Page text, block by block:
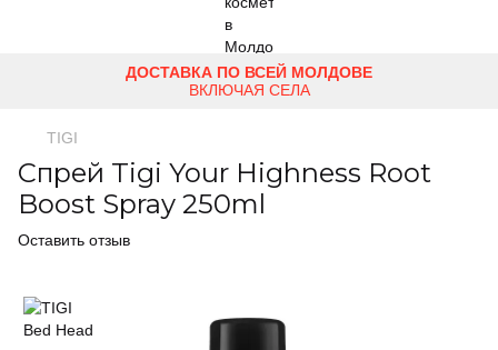
ДОСТАВКА ПО ВСЕЙ МОЛДОВЕ
ВКЛЮЧАЯ СЕЛА
TIGI
Спрей Tigi Your Highness Root
Boost Spray 250ml
Оставить отзыв